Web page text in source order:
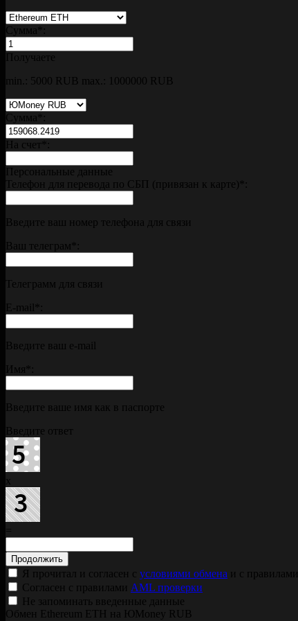
Сумма
Получаете
min.: 5000 RUB max.: 1000000 RUB
Сумма
На счет
Персональные данные
Телефон для перевода по СБП (привязан к карте)
Введите ваш номер телефона для связи
Ваш телеграм
Телеграмм для связи
E-mail
Введите ваш e-mail
Имя
Введите ваше имя как в паспорте
Введите ответ
x
Я прочитал и согласен с условиями обмена и с правилами
Согласен с правилами AML проверки
Не запоминать введенные данные
Обмен Ethereum ETH на ЮMoney RUB